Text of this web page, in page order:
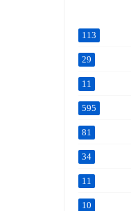
113
29
11
595
81
34
11
10